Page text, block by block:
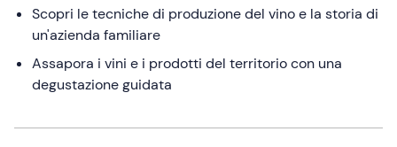
Scopri le tecniche di produzione del vino e la storia di
un'azienda familiare
Assapora i vini e i prodotti del territorio con una
degustazione guidata